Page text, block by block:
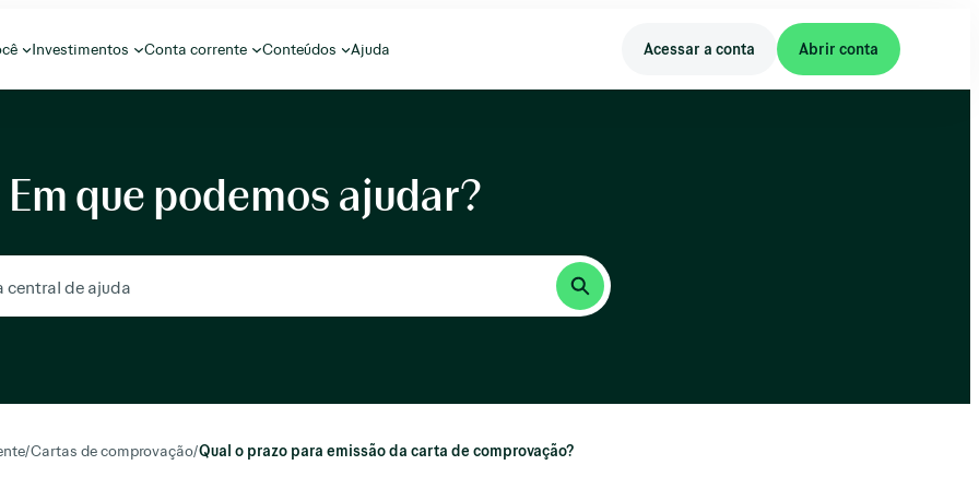
Investimentos Conta corrente Conteúdos Ajuda Acessar a conta Abrir conta
Em que podemos ajudar?
/Cartas de comprovação/Qual o prazo para emissão da carta de comprovação?